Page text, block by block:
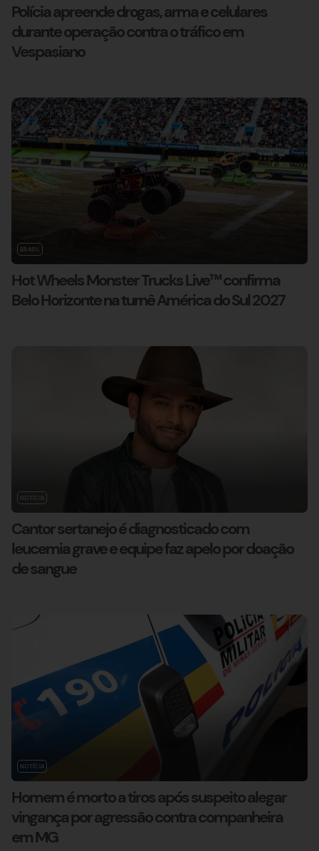
Polícia apreende drogas, arma e celulares
durante operação contra o tráfico em
Vespasiano
BRASIL
Hot Wheels Monster Trucks Live™ confirma
Belo Horizonte na turnê América do Sul 2027
NOTÍCIA
Cantor sertanejo é diagnosticado com
leucemia grave e equipe faz apelo por doação
de sangue
NOTÍCIA
Homem é morto a tiros após suspeito alegar
vingança por agressão contra companheira
em MG